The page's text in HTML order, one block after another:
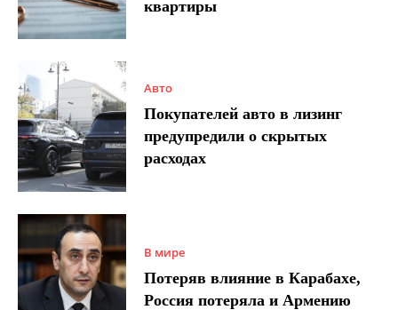
квартиры
Авто
Покупателей авто в лизинг
предупредили о скрытых
расходах
В мире
Потеряв влияние в Карабахе,
Россия потеряла и Армению